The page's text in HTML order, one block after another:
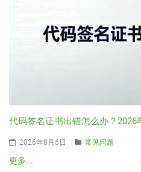
代码签名证书出错怎么办？
2026年8月6日 常见问题
更多...